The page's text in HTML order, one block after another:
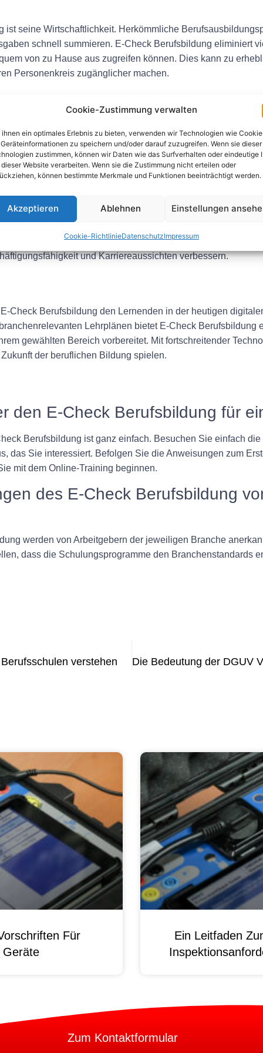
Cookie-Zustimmung verwalten
ihnen ein optimales Erlebnis zu bieten, verwenden wir Technologien wie
zu speichern und/oder darauf zuzugreifen. Wenn sie dieser
zustimmen, können wir Daten wie das Surfverhalten oder eindeutige
Website verarbeiten. Wenn sie die Zustimmung nicht erteilen oder
können bestimmte Merkmale und Funktionen beeinträchtigt werden.
Akzeptieren Ablehnen Einstellungen
Cookie-RichtlinieDatenschutzImpressum
seine Wirtschaftlichkeit. Herkömmliche
schnell summieren. E-Check Berufsbildung eliminiert
von zu Hause aus zugreifen können. Dies kann zu
Personenkreis zugänglicher machen.
können Lernende ihr Verständnis des Materials vertiefen
praktische Fähigkeiten zu entwickeln, die für das von
an, die in Zusammenarbeit mit Branchenexperten
können Lernende Fähigkeiten und Kenntnisse
und Karriereaussichten verbessern.
Check Berufsbildung den Lernenden in der heutigen
Lehrplänen bietet E-Check Berufsbildung
gewählten Bereich vorbereitet. Mit fortschreitender
der beruflichen Bildung spielen.
den E-Check Berufsbildung für
Berufsbildung ist ganz einfach. Besuchen Sie einfach
das Sie interessiert. Befolgen Sie die Anweisungen zum
mit dem Online-Training beginnen.
des E-Check Berufsbildung
werden von Arbeitgebern der jeweiligen Branche
dass die Schulungsprogramme den Branchenstandards
verstehen
Für
Geräte
Ein Leitfaden
Zum Kontaktformular